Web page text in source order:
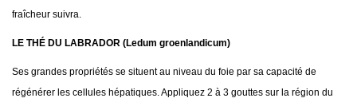
fraîcheur suivra.
LE THÉ DU LABRADOR (Ledum groenlandicum)
Ses grandes propriétés se situent au niveau du foie par sa capacité de
régénérer les cellules hépatiques. Appliquez 2 à 3 gouttes sur la région du